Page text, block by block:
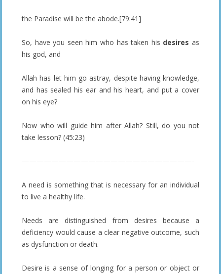
the Paradise will be the abode.[79:41]
So, have you seen him who has taken his desires as
his god, and
Allah has let him go astray, despite having knowledge,
and has sealed his ear and his heart, and put a cover
on his eye?
Now who will guide him after Allah? Still, do you not
take lesson? (45:23)
———————————————————————-
A need is something that is necessary for an individual
to live a healthy life.
Needs are distinguished from desires because a
deficiency would cause a clear negative outcome, such
as dysfunction or death.
Desire is a sense of longing for a person or object or